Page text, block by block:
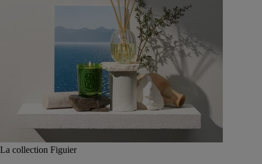
La collection Figuier